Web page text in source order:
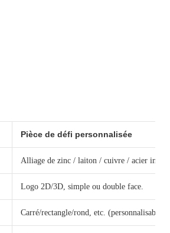
Pièce de défi personnalisée
Alliage de zinc / laiton / cuivre / acier
Logo 2D/3D, simple ou double face.
Carré/rectangle/rond, etc. (personnalisable)